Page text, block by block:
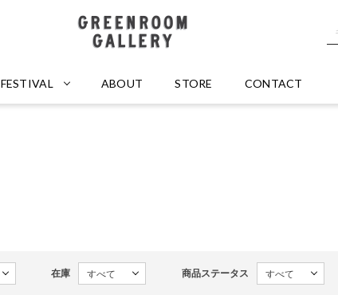
FESTIVAL ABOUT STORE CONTACT
在庫 商品ステータス